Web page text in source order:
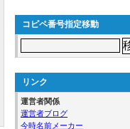
コピペ番号指定移動
リンク
運営者関係
運営者ブログ
今時名前メーカー